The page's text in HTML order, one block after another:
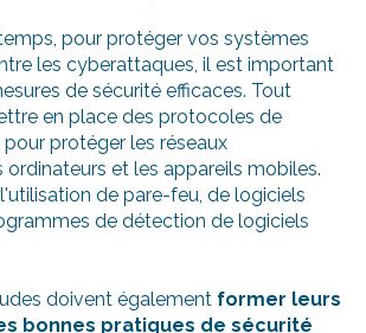
pour protéger vos systèmes
les cyberattaques, il est important
de sécurité efficaces. Tout
en place des protocoles de
protéger les réseaux
ordinateurs et les appareils mobiles.
de pare-feu, de logiciels
de détection de logiciels
doivent également former leurs
bonnes pratiques de sécurité